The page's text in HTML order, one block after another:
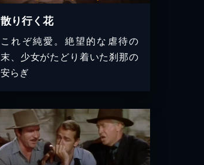
散り行く花
これぞ純愛。絶望的な虐待の
末、少女がたどり着いた刹那の
安らぎ